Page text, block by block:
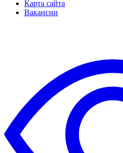
Карта сайта
Вакансии